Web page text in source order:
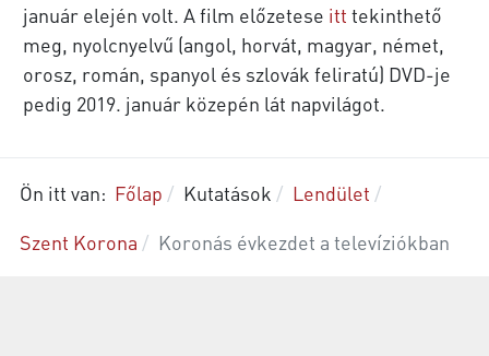
január elején volt. A film előzetese itt tekinthető
meg, nyolcnyelvű (angol, horvát, magyar, német,
orosz, román, spanyol és szlovák feliratú) DVD-je
pedig 2019. január közepén lát napvilágot.
Ön itt van: Főlap Kutatások
Lendület
Szent Korona
Koronás évkezdet a televíziókban